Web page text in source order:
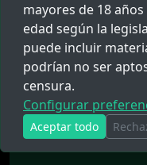
mayores de 18
edad según la
puede incluir
podrían no ser
censura.
Configurar
Aceptar todo